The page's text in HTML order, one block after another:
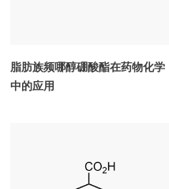
脂肪族频哪醇硼酸酯在药物化学
中的应用